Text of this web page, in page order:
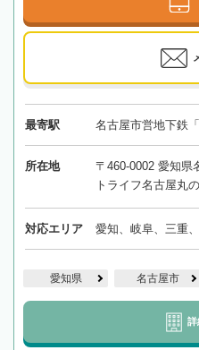
最寄駅 名古屋市営地下鉄
所在地
〒460-0002 愛知
トライフ名古屋丸
対応エリア 愛知、岐阜、三重
愛知県 名古屋市
詳